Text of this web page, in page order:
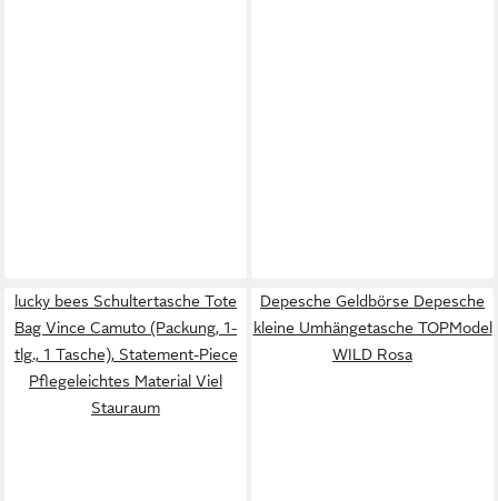
lucky bees Schultertasche Tote
Bag Vince Camuto (Packung, 1-
tlg., 1 Tasche), Statement-Piece
Pflegeleichtes Material Viel
Stauraum
Depesche Geldbörse Depesche
kleine Umhängetasche TOPModel
WILD Rosa